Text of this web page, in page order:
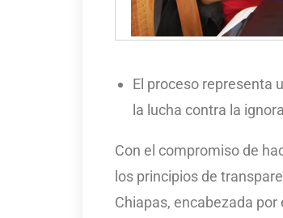
El proceso representa
la lucha contra la
Con el compromiso de
los principios de
Chiapas, encabezada